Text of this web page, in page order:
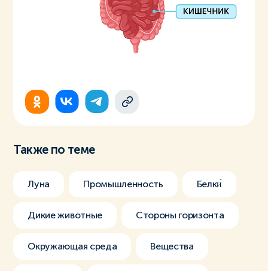
Также по теме
Луна Промышленность Белки́
Дикие животные Стороны горизонта
Окружающая среда Вещества